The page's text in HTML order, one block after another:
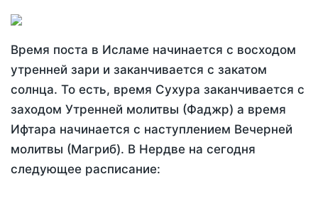
Время поста в Исламе начинается с восходом
утренней зари и заканчивается с закатом
солнца. То есть, время Сухура заканчивается с
заходом Утренней молитвы (Фаджр) а время
Ифтара начинается с наступлением Вечерней
молитвы (Магриб). В Нердве на сегодня
следующее расписание: